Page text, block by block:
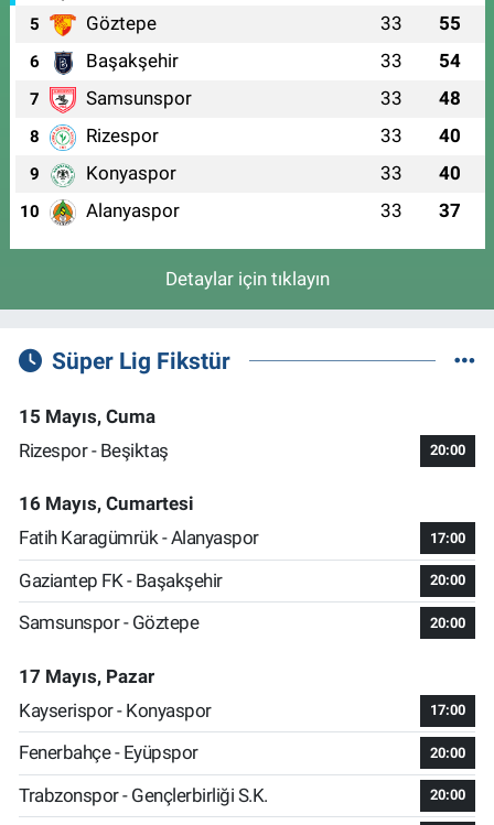
5 Göztepe 33 55
6 Başakşehir 33 54
7 Samsunspor 33 48
8 Rizespor 33 40
9 Konyaspor 33 40
10 Alanyaspor 33 37
Detaylar için tıklayın
Süper Lig Fikstür
15 Mayıs, Cuma
Rizespor - Beşiktaş
20:00
16 Mayıs, Cumartesi
Fatih Karagümrük - Alanyaspor
17:00
Gaziantep FK - Başakşehir 20:00
Samsunspor - Göztepe 20:00
17 Mayıs, Pazar
Kayserispor - Konyaspor
17:00
Fenerbahçe - Eyüpspor 20:00
Trabzonspor - Gençlerbirliği S.K. 20:00